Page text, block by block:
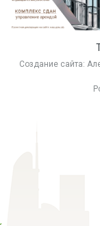
Создание сайта: